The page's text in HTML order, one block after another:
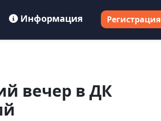
Информация Регистрация
вечер в ДК